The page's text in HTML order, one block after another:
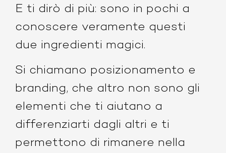
E ti dirò di più: sono in pochi a
conoscere veramente questi
due ingredienti magici.
Si chiamano posizionamento e
branding, che altro non sono gli
elementi che ti aiutano a
differenziarti dagli altri e ti
permettono di rimanere nella